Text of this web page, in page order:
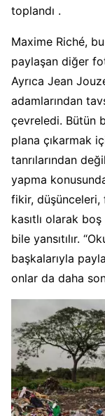
toplandı .
Maxime Riché,
paylaşan diğer
Ayrıca Jean
adamlarından
çevreledi. Bütün
plana çıkarmak
tanrılarından
yapma
fikir,
kasıtlı olarak
bile yansıtılır.
başkalarıyla
onlar da daha